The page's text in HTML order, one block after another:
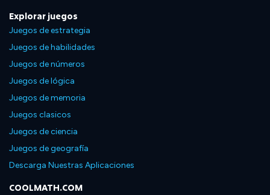
Explorar juegos
Juegos de estrategia
Juegos de habilidades
Juegos de números
Juegos de lógica
Juegos de memoria
Juegos clasicos
Juegos de ciencia
Juegos de geografía
Descarga Nuestras Aplicaciones
COOLMATH.COM